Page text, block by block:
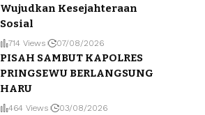
Wujudkan Kesejahteraan
Sosial
714 Views 07/08/2026
PISAH SAMBUT KAPOLRES
PRINGSEWU BERLANGSUNG
HARU
464 Views 03/08/2026